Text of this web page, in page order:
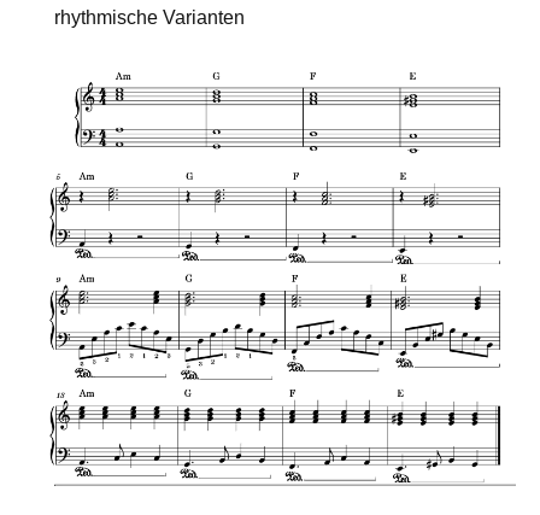
rhythmische Varianten